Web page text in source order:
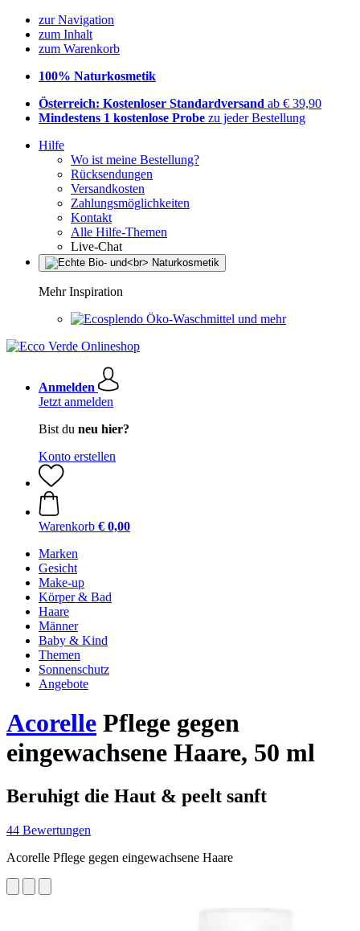
zur Navigation
zum Inhalt
zum Warenkorb
100% Naturkosmetik
Österreich: Kostenloser Standardversand ab € 39,90
Mindestens 1 kostenlose Probe zu jeder Bestellung
Hilfe
Wo ist meine Bestellung?
Rücksendungen
Versandkosten
Zahlungsmöglichkeiten
Kontakt
Alle Hilfe-Themen
Live-Chat
Mehr Inspiration
Öko-Waschmittel und mehr
Anmelden
Jetzt anmelden
Bist du neu hier?
Konto erstellen
Warenkorb € 0,00
Marken
Gesicht
Make-up
Körper & Bad
Haare
Männer
Baby & Kind
Themen
Sonnenschutz
Angebote
Acorelle Pflege gegen
eingewachsene Haare, 50 ml
Beruhigt die Haut & peelt sanft
44 Bewertungen
Acorelle Pflege gegen eingewachsene Haare